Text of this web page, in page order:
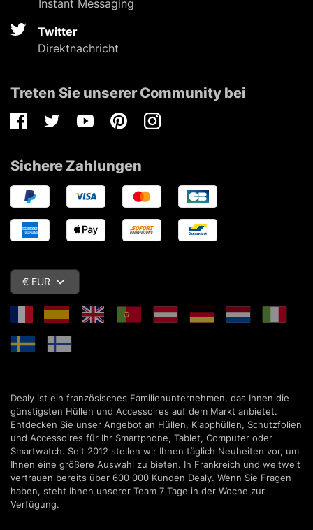
Instant Messaging
Twitter
Direktnachricht
Treten Sie unserer Community bei
FacebookTwitterYoutubePinterestInstagram
Sichere Zahlungen
€ EUR
Dealy ist ein französisches Familienunternehmen, das Ihnen die
günstigsten Hüllen und Accessoires auf dem Markt anbietet.
Entdecken Sie unser Angebot an Hüllen, Klapphüllen, Schutzfolien
und Accessoires für Ihr Smartphone, Tablet, Computer oder
Smartwatch. Seit 2012 stellen wir Ihnen täglich Neuheiten vor, um
Ihnen eine größere Auswahl zu bieten. In Frankreich und weltweit
vertrauen bereits über 600 000 Kunden Dealy. Wenn Sie Fragen
haben, steht Ihnen unserer Team 7 Tage in der Woche zur
Verfügung.